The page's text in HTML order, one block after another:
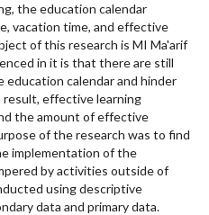
the education calendar
vacation time, and effective
of this research is MI Ma'arif
in it is that there are still
calendar and hinder
effective learning
the amount of effective
of the research was to find
implementation of the
by activities outside of
using descriptive
data and primary data.